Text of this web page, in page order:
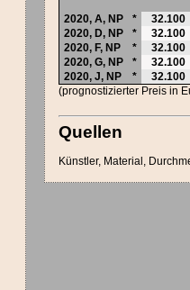
2020,A, NP *
32.100
2020, D, NP *
32.100
2020, F, NP *
32.100
2020,G, NP *
32.100
2020,J, NP *
32.100
(prognostizierter Preis in
Quellen
Künstler, Material,